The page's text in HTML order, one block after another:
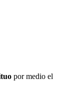
por medio el